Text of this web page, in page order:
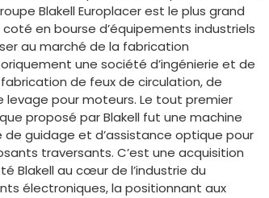
Blakell Europlacer est le plus grand
en bourse d’équipements industriels
au marché de la fabrication
une société d’ingénierie et de
de feux de circulation, de
pour moteurs. Le tout premier
proposé par Blakell fut une machine
de guidage et d’assistance optique pour
traversants. C’est une acquisition
Blakell au cœur de l’industrie du
électroniques, la positionnant aux